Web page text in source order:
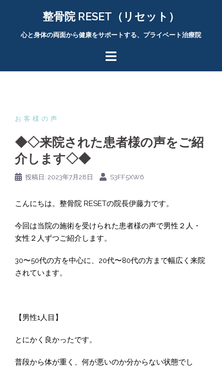
整骨院 RESET（リセット）
心と身体の両面から健康をサポートする、プライベート治療院
お客様の声
◆◇来院された患者様の声をご紹
介します◇◆
投稿日: 2023年7月28日 S3FF5XW6
こんにちは。整骨院 RESETの院長伊藤力です。
今回は当院の施術を受けられた患者様の声で男性２人・
女性２人ずつご紹介します。
30〜50代の方を中心に、20代〜80代の方まで幅広く来院
されています。
【男性1人目】
とにかく良かったです。
普段から体が重く、何が悪いのか分からない状態でし